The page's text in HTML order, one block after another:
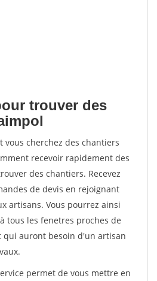
trouver des
vous cherchez des chantiers
recevoir rapidement des
des chantiers. Recevez
de devis en rejoignant
artisans. Vous pourrez ainsi
tous les fenetres proches de
qui auront besoin d'un artisan
permet de vous mettre en